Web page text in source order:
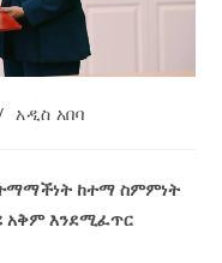
አዲስ አበባ
ከተማ ስምምነት
አቅም እንደሚፈጥር